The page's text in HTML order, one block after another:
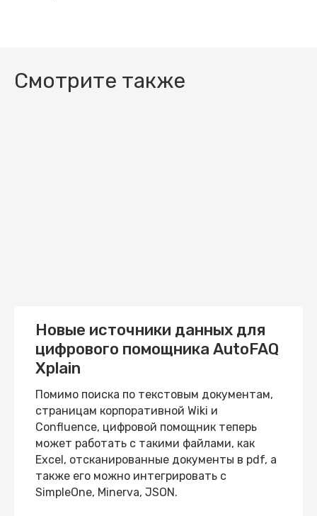
Смотрите также
Новые источники данных для
цифрового помощника AutoFAQ
Xplain
Помимо поиска по текстовым документам,
страницам корпоративной Wiki и
Confluence, цифровой помощник теперь
может работать с такими файлами, как
Excel, отсканированные документы в pdf, а
также его можно интегрировать с
SimpleOne, Minerva, JSON.